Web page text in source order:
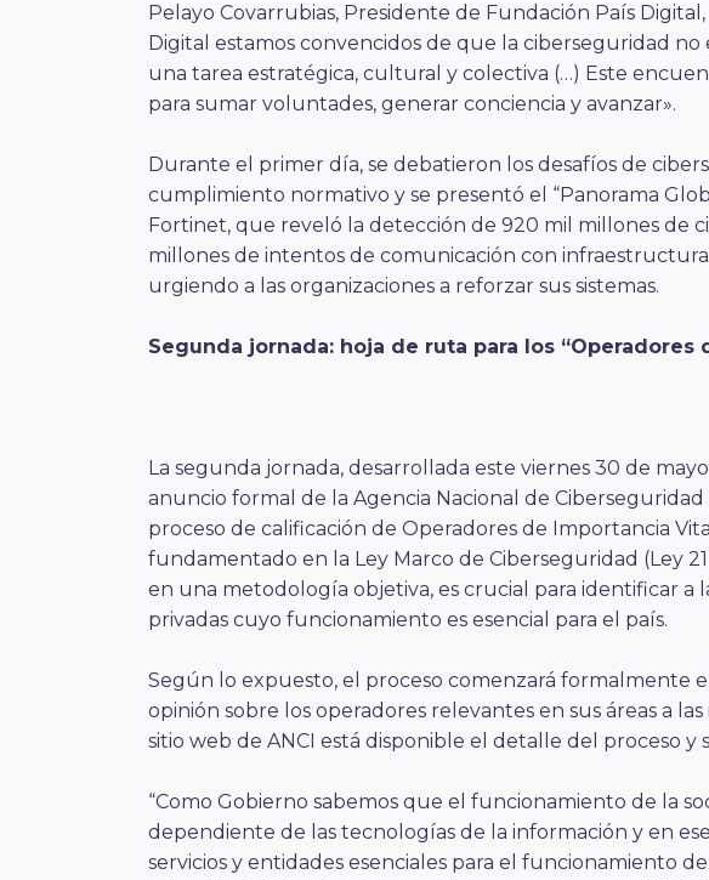
Pelayo Covarrubias, Presidente de Fundación País
Digital estamos convencidos de que la ciberseguridad no
una tarea estratégica, cultural y colectiva (…) Este
para sumar voluntades, generar conciencia y avanzar».
Durante el primer día, se debatieron los desafíos de
cumplimiento normativo y se presentó el “Panorama
Fortinet, que reveló la detección de 920 mil millones de
millones de intentos de comunicación con
urgiendo a las organizaciones a reforzar sus sistemas.
Segunda jornada: hoja de ruta para los “Operadores
La segunda jornada, desarrollada este viernes 30 de
anuncio formal de la Agencia Nacional de Ciberseguridad
proceso de calificación de Operadores de Importancia
fundamentado en la Ley Marco de Ciberseguridad (Ley
en una metodología objetiva, es crucial para identificar a
privadas cuyo funcionamiento es esencial para el país.
Según lo expuesto, el proceso comenzará formalmente
opinión sobre los operadores relevantes en sus áreas a
sitio web de ANCI está disponible el detalle del proceso y
“Como Gobierno sabemos que el funcionamiento de la
dependiente de las tecnologías de la información y en
servicios y entidades esenciales para el funcionamiento